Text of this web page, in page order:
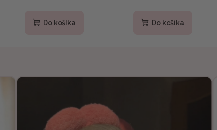
Do košíka Do košíka